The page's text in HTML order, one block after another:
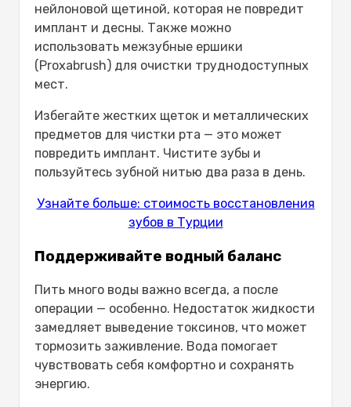
нейлоновой щетиной, которая не повредит
имплант и десны. Также можно
использовать межзубные ершики
(Proxabrush) для очистки труднодоступных
мест.
Избегайте жестких щеток и металлических
предметов для чистки рта — это может
повредить имплант. Чистите зубы и
пользуйтесь зубной нитью два раза в день.
Узнайте больше: стоимость восстановления
зубов в Турции
Поддерживайте водный баланс
Пить много воды важно всегда, а после
операции — особенно. Недостаток жидкости
замедляет выведение токсинов, что может
тормозить заживление. Вода помогает
чувствовать себя комфортно и сохранять
энергию.